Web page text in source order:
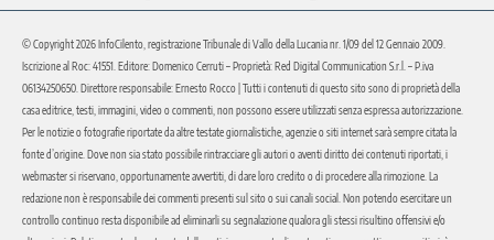
© Copyright 2026 InfoCilento, registrazione Tribunale di Vallo della Lucania nr. 1/09 del 12 Gennaio 2009.
Iscrizione al Roc: 41551. Editore: Domenico Cerruti – Proprietà: Red Digital Communication S.r.l. – P.iva
06134250650. Direttore responsabile: Ernesto Rocco | Tutti i contenuti di questo sito sono di proprietà della
casa editrice, testi, immagini, video o commenti, non possono essere utilizzati senza espressa autorizzazione.
Per le notizie o fotografie riportate da altre testate giornalistiche, agenzie o siti internet sarà sempre citata la
fonte d’origine. Dove non sia stato possibile rintracciare gli autori o aventi diritto dei contenuti riportati, i
webmaster si riservano, opportunamente avvertiti, di dare loro credito o di procedere alla rimozione. La
redazione non è responsabile dei commenti presenti sul sito o sui canali social. Non potendo esercitare un
controllo continuo resta disponibile ad eliminarli su segnalazione qualora gli stessi risultino offensivi e/o